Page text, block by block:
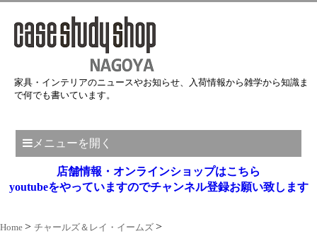
家具・インテリアのニュースやお知らせ、入荷情報から雑学から知識ま
で何でも書いています。
メニューを開く
店舗情報・オンラインショップはこちら
youtubeをやっていますのでチャンネル登録お願い致します
Home チャールズ＆レイ・イームズ